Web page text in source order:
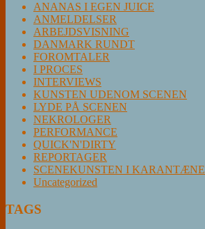
ANANAS I EGEN JUICE
ANMELDELSER
ARBEJDSVISNING
DANMARK RUNDT
FOROMTALER
I PROCES
INTERVIEWS
KUNSTEN UDENOM SCENEN
LYDE PÅ SCENEN
NEKROLOGER
PERFORMANCE
QUICK'N'DIRTY
REPORTAGER
SCENEKUNSTEN I KARANTÆNE
Uncategorized
TAGS